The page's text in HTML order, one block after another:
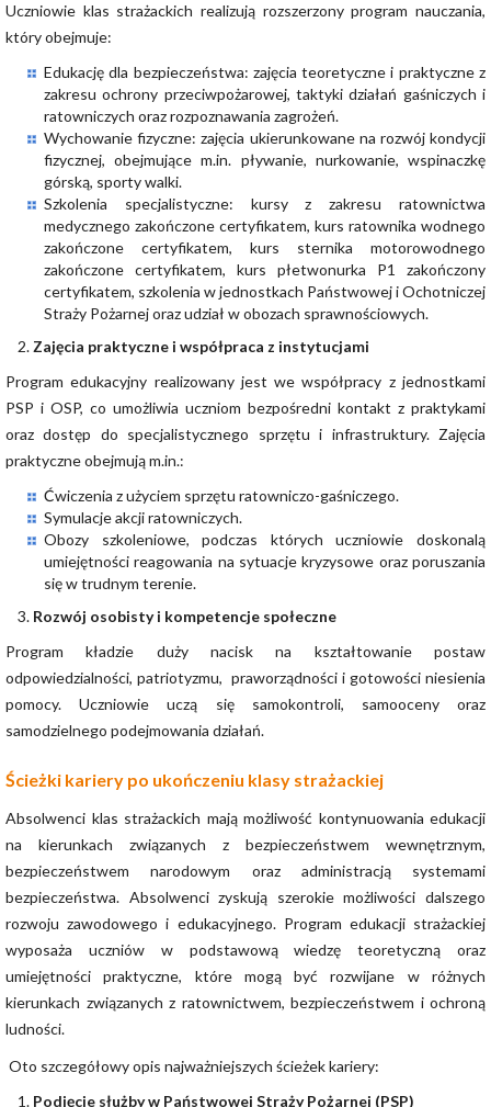
Uczniowie klas strażackich realizują rozszerzony program nauczania,
który obejmuje:
Edukację dla bezpieczeństwa: zajęcia teoretyczne i praktyczne z
zakresu ochrony przeciwpożarowej, taktyki działań gaśniczych i
ratowniczych oraz rozpoznawania zagrożeń.
Wychowanie fizyczne: zajęcia ukierunkowane na rozwój kondycji
fizycznej, obejmujące m.in. pływanie, nurkowanie, wspinaczkę
górską, sporty walki.
Szkolenia specjalistyczne: kursy z zakresu ratownictwa
medycznego zakończone certyfikatem, kurs ratownika wodnego
zakończone certyfikatem, kurs sternika motorowodnego
zakończone certyfikatem, kurs płetwonurka P1 zakończony
certyfikatem, szkolenia w jednostkach Państwowej i Ochotniczej
Straży Pożarnej oraz udział w obozach sprawnościowych.
Zajęcia praktyczne i współpraca z instytucjami
Program edukacyjny realizowany jest we współpracy z jednostkami
PSP i OSP, co umożliwia uczniom bezpośredni kontakt z praktykami
oraz dostęp do specjalistycznego sprzętu i infrastruktury. Zajęcia
praktyczne obejmują m.in.:
Ćwiczenia z użyciem sprzętu ratowniczo-gaśniczego.
Symulacje akcji ratowniczych.
Obozy szkoleniowe, podczas których uczniowie doskonalą
umiejętności reagowania na sytuacje kryzysowe oraz poruszania
się w trudnym terenie.
Rozwój osobisty i kompetencje społeczne
Program kładzie duży nacisk na kształtowanie postaw
odpowiedzialności, patriotyzmu, praworządności i gotowości niesienia
pomocy. Uczniowie uczą się samokontroli, samooceny oraz
samodzielnego podejmowania działań.
Ścieżki kariery po ukończeniu klasy strażackiej
Absolwenci klas strażackich mają możliwość kontynuowania edukacji
na kierunkach związanych z bezpieczeństwem wewnętrznym,
bezpieczeństwem narodowym oraz administracją systemami
bezpieczeństwa. Absolwenci zyskują szerokie możliwości dalszego
rozwoju zawodowego i edukacyjnego. Program edukacji strażackiej
wyposaża uczniów w podstawową wiedzę teoretyczną oraz
umiejętności praktyczne, które mogą być rozwijane w różnych
kierunkach związanych z ratownictwem, bezpieczeństwem i ochroną
ludności.
Oto szczegółowy opis najważniejszych ścieżek kariery:
Podjęcie służby w Państwowej Straży Pożarnej (PSP)